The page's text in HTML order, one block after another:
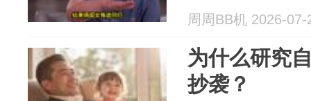
周周BB机 2026-07-
为什么研究
抄袭？